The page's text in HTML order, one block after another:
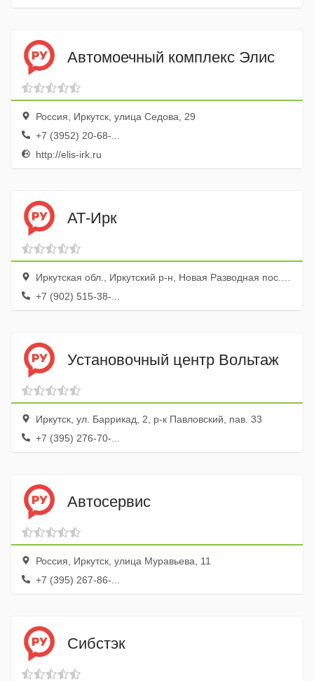
Автомоечный комплекс Элис
Россия, Иркутск, улица Седова, 29
+7 (3952) 20-68-...
http://elis-irk.ru
АТ-Ирк
Иркутская обл., Иркутский р-н, Новая Разводная пос., ул. Светлая, 42
+7 (902) 515-38-...
Установочный центр Вольтаж
Иркутск, ул. Баррикад, 2, р-к Павловский, пав. 33
+7 (395) 276-70-...
Автосервис
Россия, Иркутск, улица Муравьева, 11
+7 (395) 267-86-...
Сибстэк